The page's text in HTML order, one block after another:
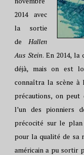
2014 avec
la sortie
de Hallen
Aus Stein. En 2014, la
déjà, mais on est
connaîtra la scène à
précautions, on peut
l’un des pionniers
précocité sur le
pour la qualité de sa
américain a pu sortir